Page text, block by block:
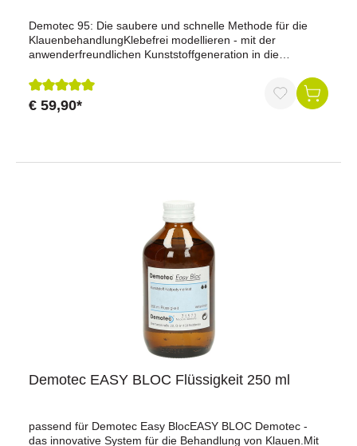
Demotec 95: Die saubere und schnelle Methode für die
KlauenbehandlungKlebefrei modellieren - mit der
anwenderfreundlichen Kunststoffgeneration in die
VerarbeitungKunststoff ist sofort nach dem Anmischen
klebefrei modellierbarPulver in anwendungsgerechten
PortionspackungenIndividuelle Anpassung an die Klaue
Durchschnittliche Bewertung von 5 von 5 Sternen
€ 59,90*
Demotec EASY BLOC Flüssigkeit 250 ml
passend für Demotec Easy BlocEASY BLOC Demotec -
das innovative System für die Behandlung von Klauen.Mit